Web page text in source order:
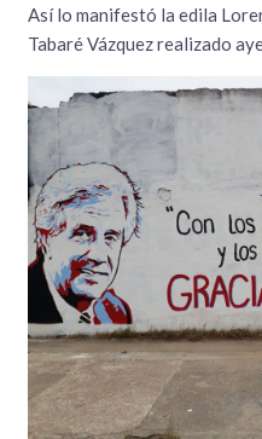
Así lo manifestó la edila
Tabaré Vázquez realizado